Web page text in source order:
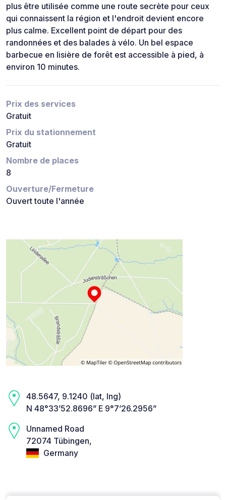
plus être utilisée comme une route secrète pour ceux
qui connaissent la région et l'endroit devient encore
plus calme. Excellent point de départ pour des
randonnées et des balades à vélo. Un bel espace
barbecue en lisière de forêt est accessible à pied, à
environ 10 minutes.
Prix des services
Gratuit
Prix du stationnement
Gratuit
Nombre de places
8
Ouverture/Fermeture
Ouvert toute l'année
48.5647, 9.1240 (lat, lng)
N 48°33’52.8696” E 9°7’26.2956”
Unnamed Road
72074 Tübingen,
Germany